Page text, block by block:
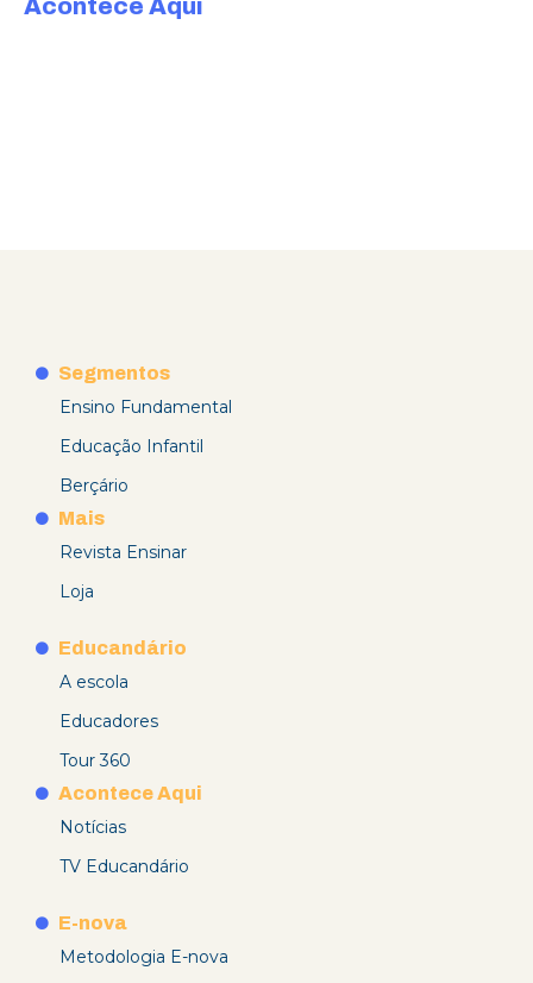
Acontece Aqui
Segmentos
Ensino Fundamental
Educação Infantil
Berçário
Mais
Revista Ensinar
Loja
Educandário
A escola
Educadores
Tour 360
Acontece Aqui
Notícias
TV Educandário
E-nova
Metodologia E-nova